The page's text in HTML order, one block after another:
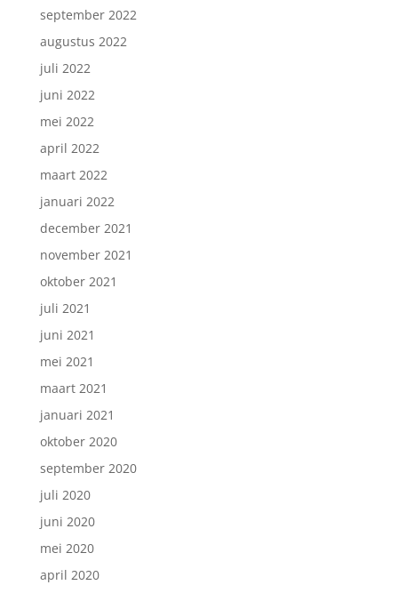
september 2022
augustus 2022
juli 2022
juni 2022
mei 2022
april 2022
maart 2022
januari 2022
december 2021
november 2021
oktober 2021
juli 2021
juni 2021
mei 2021
maart 2021
januari 2021
oktober 2020
september 2020
juli 2020
juni 2020
mei 2020
april 2020